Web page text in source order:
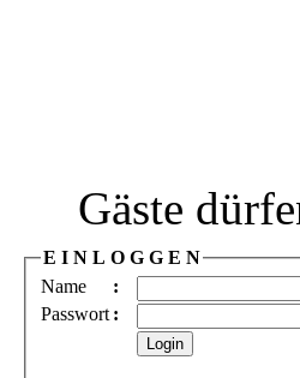
Gäste
E I N L O G G E N
Name
:
Passwort :